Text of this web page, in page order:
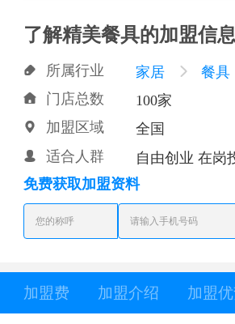
了解精美餐具的加盟信息
 所属行业 家居  餐具
 门店总数 100家
 加盟区域 全国
 适合人群
自由创业 在岗
免费获取加盟资料
加盟费 加盟介绍 加盟